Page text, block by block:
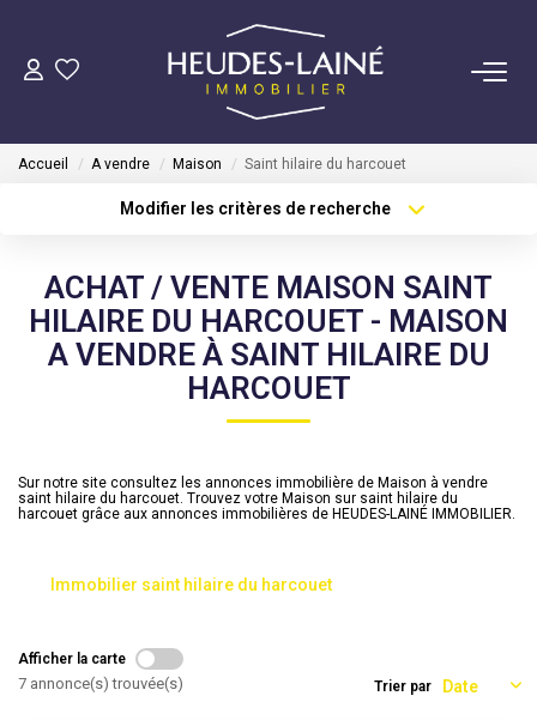
VENDRE
GÉRER
Mise En Location
COPROPRIÉTÉS
AGENCES
Accueil A vendre Maison Saint hilaire du harcouet
Modifier les critères de recherche
Sélectionnez...
Type de bien
Surface min
Budget max Plus de critères
ACHAT / VENTE MAISON SAINT
HILAIRE DU HARCOUET - MAISON
A VENDRE À SAINT HILAIRE DU
HARCOUET
Sur notre site consultez les annonces immobilière de Maison à vendre
saint hilaire du harcouet. Trouvez votre Maison sur saint hilaire du
harcouet grâce aux annonces immobilières de HEUDES-LAINÉ IMMOBILIER.
Immobilier saint hilaire du harcouet
Afficher la carte
7 annonce(s) trouvée(s) Trier par